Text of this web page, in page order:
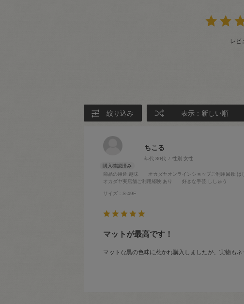
レビ
絞り込み 表示：新しい順
ちこる
年代:30代 性別:女性
商品の用途:趣味 オカダヤオンラインショップご利用回数:は
オカダヤ実店舗ご利用経験:あり 好きな手芸:ししゅう
サイズ：S-49F
マットが最高です！
マットな黒の色味に惹かれ購入しましたが、実物も